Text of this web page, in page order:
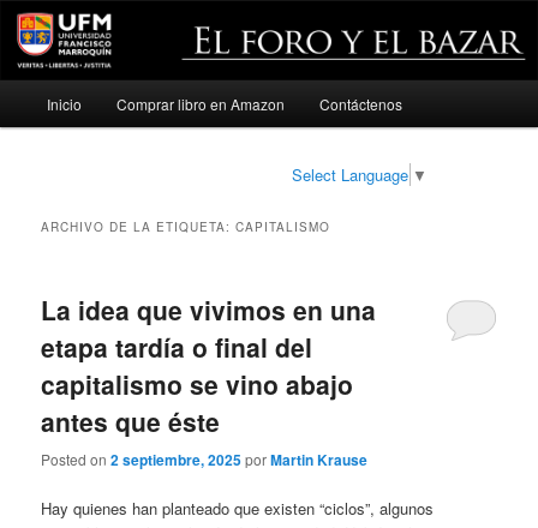
Ir
Ir
Inicio Comprar libro en Amazon Contáctenos
Select Language ▼
ARCHIVO DE LA ETIQUETA:CAPITALISMO
La idea que vivimos en una
etapa tardía o final del
capitalismo se vino abajo
antes que éste
Posted on2 septiembre, 2025porMartin Krause
Hay quienes han planteado que existen “ciclos”, algunos